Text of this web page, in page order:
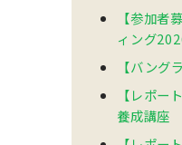
【参加者
ィング
【バング
【レポー
養成講座